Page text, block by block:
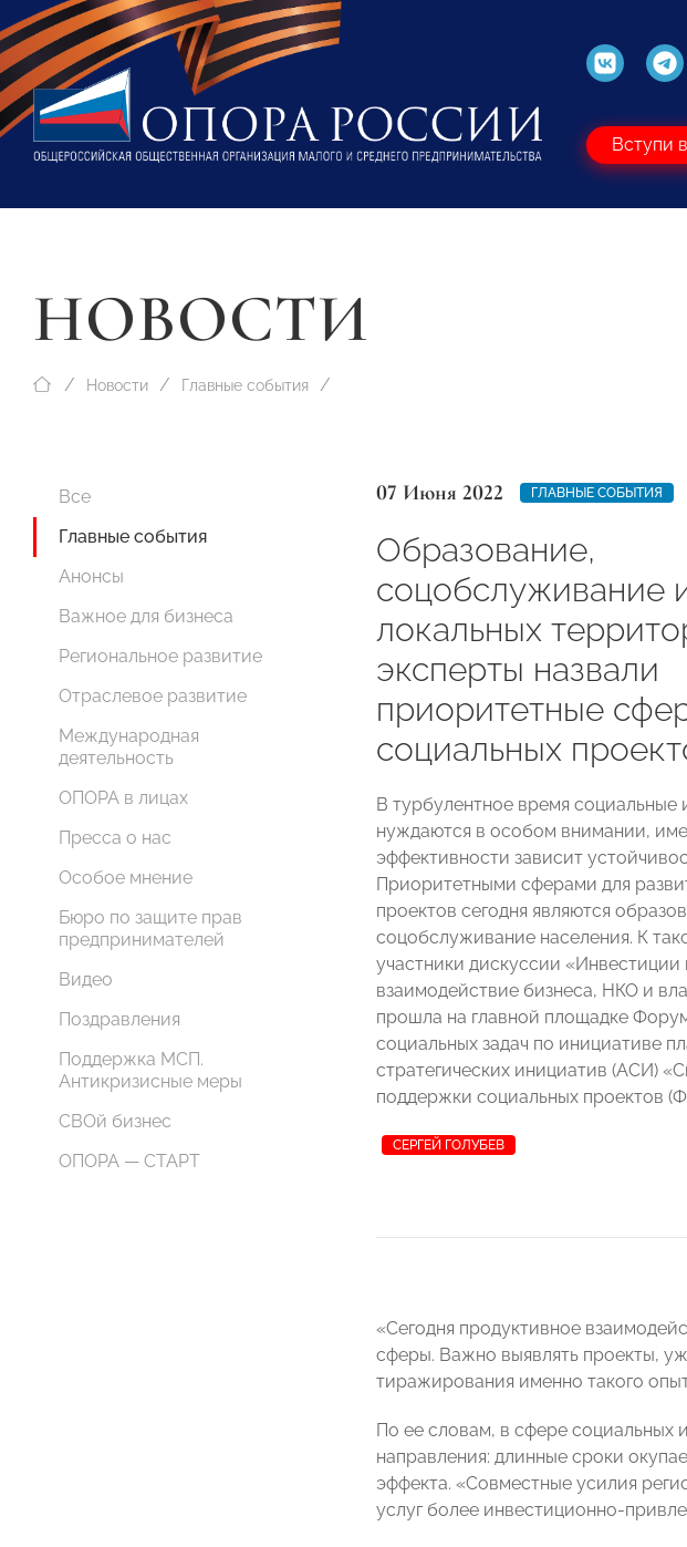
Вступи
НОВОСТИ
Новости Главные события
Все
Главные события
Анонсы
Важное для бизнеса
Региональное развитие
Отраслевое развитие
Международная
деятельность
ОПОРА в лицах
Пресса о нас
Особое мнение
Бюро по защите прав
предпринимателей
Видео
Поздравления
Поддержка МСП.
Антикризисные меры
СВОй бизнес
ОПОРА — СТАРТ
07 Июня 2022 ГЛАВНЫЕ СОБЫТИЯ
Образование,
соцобслуживание
локальных
эксперты назвали
приоритетные
социальных
В турбулентное время социальные
нуждаются в особом внимании,
эффективности зависит
Приоритетными сферами для
проектов сегодня являются
соцобслуживание населения. К
участники дискуссии
взаимодействие бизнеса, НКО и
прошла на главной площадке
социальных задач по инициативе
стратегических инициатив (АСИ)
поддержки социальных проектов
СЕРГЕЙ ГОЛУБЕВ
«Сегодня продуктивное
сферы. Важно выявлять проекты,
тиражирования именно такого
По ее словам, в сфере социальных
направления: длинные сроки
эффекта. «Совместные усилия
услуг более инвестиционно-